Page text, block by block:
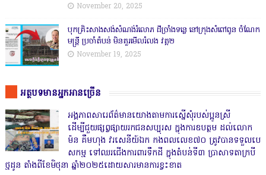
November 20, 2025
បុកគ្រិះសាងសង់សំណង់រំលោភ ដីច្រាំងទន្លេ នៅក្រុងសំពៅពូន ចំណែក
មន្ត្រី ប្រចាំតំបន់ មិនគួរមើលរំលង វគ្គ២
November 19, 2025
អត្ថបទមានអ្នកអានច្រើន
អង្គភាពសារេព័ត៌មានយោងតាមការស្នើសុំរបស់ប្អូនស្រី
ដើម្បីជួយផ្សព្វផ្សាយរកជនសប្បុរស ក្នុងការឧបត្ថម ដល់លោក
ម៉ន គឹមហុង វរសេនីយ៍ឯក កងពលលេខ៧០ ត្រូវបានទទួលបេ
សកម្ម ទៅឈរជើងការពារទឹកដី ក្នុងតំបន់ទី៣ ប្រាសាទតាក្របី
ថ្មដូន តាំងពីខែមិថុនា ឆ្នាំ២០២៥ដោយសារមានការខ្វះខាត